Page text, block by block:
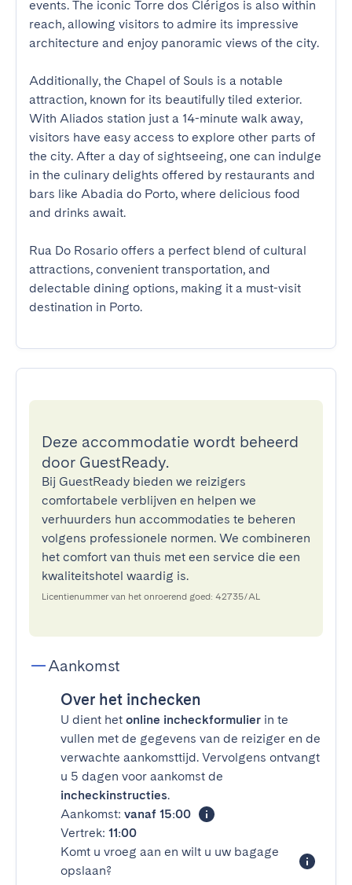
events. The iconic Torre dos Clérigos is also within
reach, allowing visitors to admire its impressive
architecture and enjoy panoramic views of the city.
Additionally, the Chapel of Souls is a notable
attraction, known for its beautifully tiled exterior.
With Aliados station just a 14-minute walk away,
visitors have easy access to explore other parts of
the city. After a day of sightseeing, one can indulge
in the culinary delights offered by restaurants and
bars like Abadia do Porto, where delicious food
and drinks await.
Rua Do Rosario offers a perfect blend of cultural
attractions, convenient transportation, and
delectable dining options, making it a must-visit
destination in Porto.
Deze accommodatie wordt beheerd
door GuestReady.
Bij GuestReady bieden we reizigers
comfortabele verblijven en helpen we
verhuurders hun accommodaties te beheren
volgens professionele normen. We combineren
het comfort van thuis met een service die een
kwaliteitshotel waardig is.
Licentienummer van het onroerend goed: 42735/AL
Aankomst
Over het inchecken
U dient het online incheckformulier in te
vullen met de gegevens van de reiziger en de
verwachte aankomsttijd. Vervolgens ontvangt
u 5 dagen voor aankomst de
incheckinstructies.
Aankomst: vanaf 15:00
Vertrek: 11:00
Komt u vroeg aan en wilt u uw bagage
opslaan?